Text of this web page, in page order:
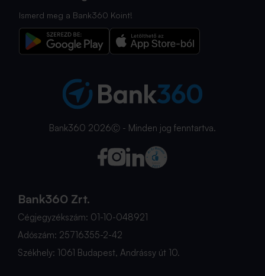
Ismerd meg a Bank360 Koint!
Bank360 2026Ⓒ - Minden jog fenntartva.
Bank360 Zrt.
Cégjegyzékszám: 01-10-048921
Adószám: 25716355-2-42
Székhely: 1061 Budapest, Andrássy út 10.